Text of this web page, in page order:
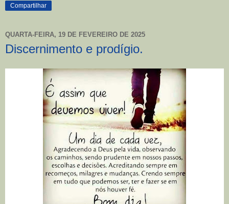
Compartilhar
QUARTA-FEIRA, 19 DE FEVEREIRO DE 2025
Discernimento e prodígio.